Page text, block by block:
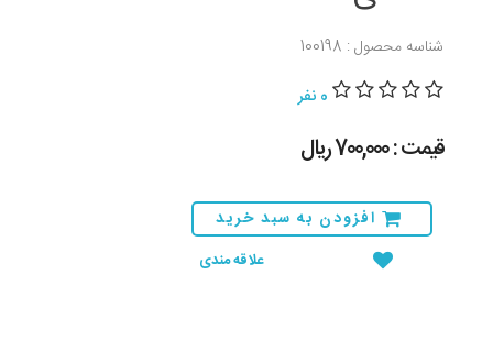
شناسه محصول : 100198
0 نفر
قیمت : 700,000 ريال
افزودن به سبد خرید
علاقه مندی